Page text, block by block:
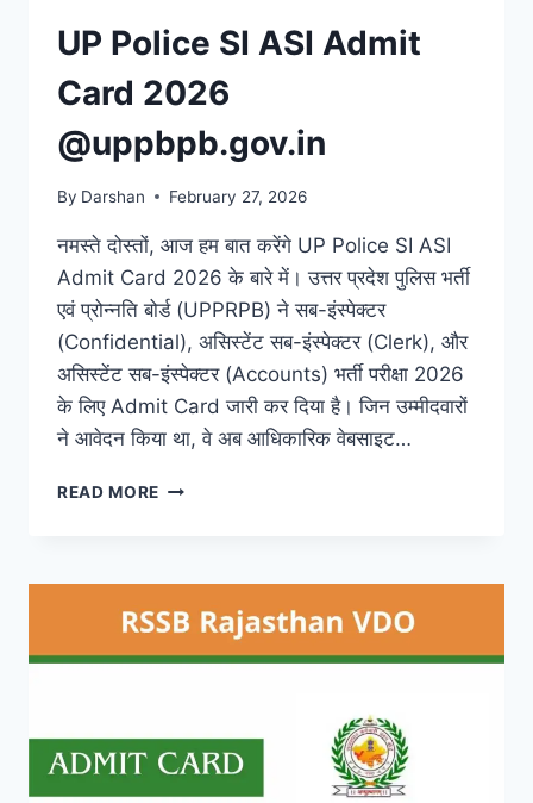
UP Police SI ASI Admit
Card 2026
@uppbpb.gov.in
By Darshan February 27, 2026
नमस्ते दोस्तों, आज हम बात करेंगे UP Police SI ASI
Admit Card 2026 के बारे में। उत्तर प्रदेश पुलिस भर्ती
एवं प्रोन्नति बोर्ड (UPPRPB) ने सब-इंस्पेक्टर
(Confidential), असिस्टेंट सब-इंस्पेक्टर (Clerk), और
असिस्टेंट सब-इंस्पेक्टर (Accounts) भर्ती परीक्षा 2026
के लिए Admit Card जारी कर दिया है। जिन उम्मीदवारों
ने आवेदन किया था, वे अब आधिकारिक वेबसाइट…
READ MORE UP
ADMIT
CARD
2026
@UPPBPB.GOV.IN